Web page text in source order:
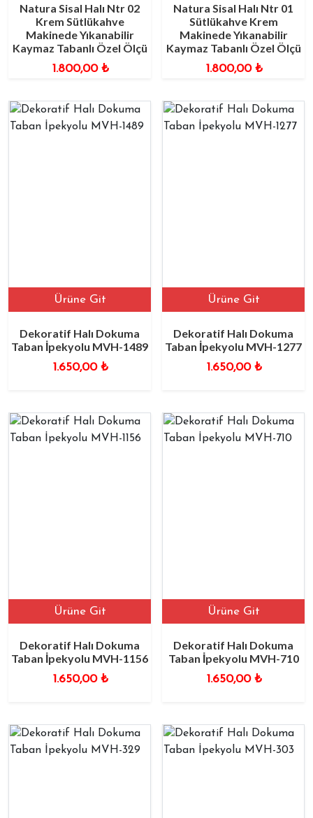
Natura Sisal Halı Ntr 02
Krem Sütlükahve
Makinede Yıkanabilir
Kaymaz Tabanlı Özel Ölçü
1.800,00 ₺
Natura Sisal Halı Ntr 01
Sütlükahve Krem
Makinede Yıkanabilir
Kaymaz Tabanlı Özel Ölçü
1.800,00 ₺
Ürüne Git
Dekoratif Halı Dokuma
Taban İpekyolu MVH-1489
1.650,00 ₺
Ürüne Git
Dekoratif Halı Dokuma
Taban İpekyolu MVH-1277
1.650,00 ₺
Ürüne Git
Dekoratif Halı Dokuma
Taban İpekyolu MVH-1156
1.650,00 ₺
Ürüne Git
Dekoratif Halı Dokuma
Taban İpekyolu MVH-710
1.650,00 ₺